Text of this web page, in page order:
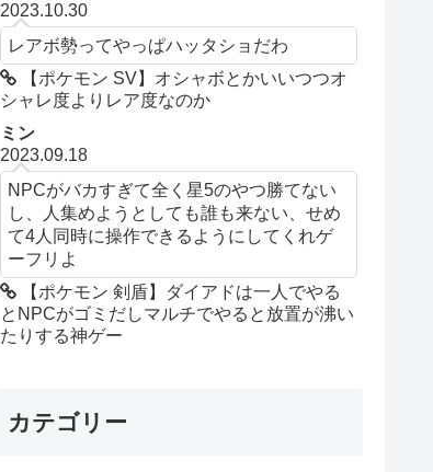
2023.10.30
レアボ勢ってやっぱハッタショだわ
【ポケモン SV】オシャボとかいいつつオ
シャレ度よりレア度なのか
ミン
2023.09.18
NPCがバカすぎて全く星5のやつ勝てない
し、人集めようとしても誰も来ない、せめ
て4人同時に操作できるようにしてくれゲ
ーフリよ
【ポケモン 剣盾】ダイアドは一人でやる
とNPCがゴミだしマルチでやると放置が沸い
たりする神ゲー
カテゴリー